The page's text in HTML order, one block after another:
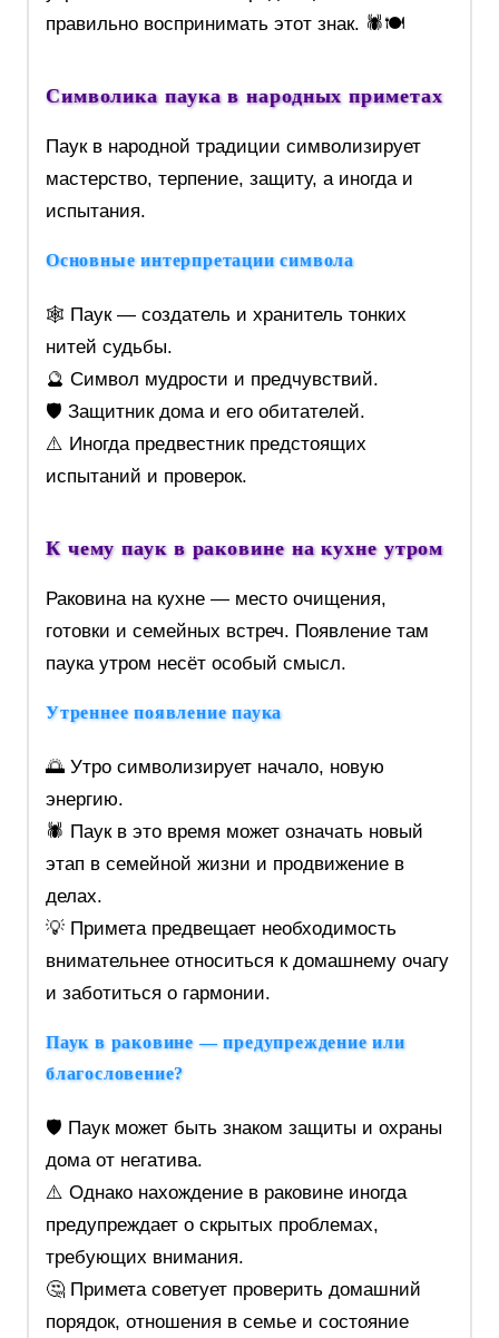
правильно воспринимать этот знак. 🕷️🍽️
Символика паука в народных приметах
Паук в народной традиции символизирует
мастерство, терпение, защиту, а иногда и
испытания.
Основные интерпретации символа
🕸️ Паук — создатель и хранитель тонких
нитей судьбы.
🔮 Символ мудрости и предчувствий.
🛡️ Защитник дома и его обитателей.
⚠️ Иногда предвестник предстоящих
испытаний и проверок.
К чему паук в раковине на кухне утром
Раковина на кухне — место очищения,
готовки и семейных встреч. Появление там
паука утром несёт особый смысл.
Утреннее появление паука
🌅 Утро символизирует начало, новую
энергию.
🕷️ Паук в это время может означать новый
этап в семейной жизни и продвижение в
делах.
💡 Примета предвещает необходимость
внимательнее относиться к домашнему очагу
и заботиться о гармонии.
Паук в раковине — предупреждение или
благословение?
🛡️ Паук может быть знаком защиты и охраны
дома от негатива.
⚠️ Однако нахождение в раковине иногда
предупреждает о скрытых проблемах,
требующих внимания.
🤔 Примета советует проверить домашний
порядок, отношения в семье и состояние